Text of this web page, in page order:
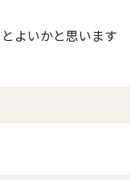
よいかと思います